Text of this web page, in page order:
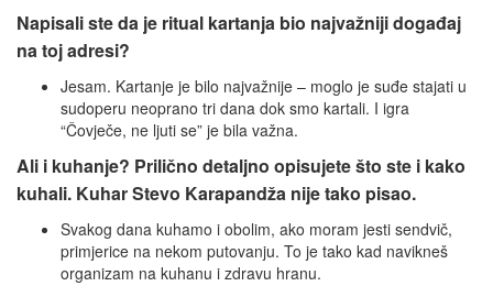
Napisali ste da je ritual kartanja bio najvažniji događaj
na toj adresi?
Jesam. Kartanje je bilo najvažnije – moglo je suđe stajati u
sudoperu neoprano tri dana dok smo kartali. I igra
“Čovječe, ne ljuti se” je bila važna.
Ali i kuhanje? Prilično detaljno opisujete što ste i kako
kuhali. Kuhar Stevo Karapandža nije tako pisao.
Svakog dana kuhamo i obolim, ako moram jesti sendvič,
primjerice na nekom putovanju. To je tako kad navikneš
organizam na kuhanu i zdravu hranu.